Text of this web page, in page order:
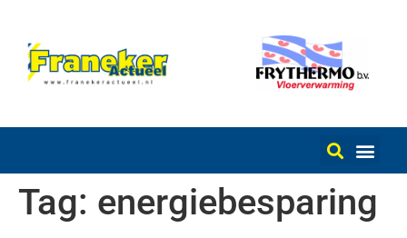
Tag: energiebesparing